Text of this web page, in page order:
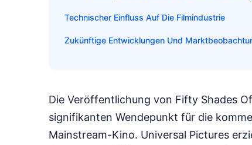
Technischer Einfluss Auf Die Filmindustrie
Zukünftige Entwicklungen Und
Die Veröffentlichung von Fifty Shades
signifikanten Wendepunkt für die
Mainstream-Kino. Universal Pictures